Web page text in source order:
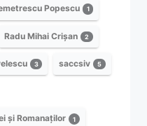
Popescu 1
Radu Mihai Crișan 2
3 saccsiv 5
și Romanaților 1